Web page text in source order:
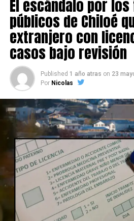
El escándalo por
públicos de Chiloé
extranjero con
casos bajo revisión
Published 1 año atras on 23
Por Nicolas